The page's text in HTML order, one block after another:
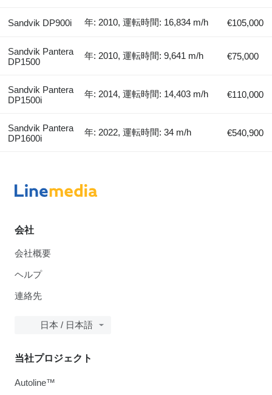
Sandvik DP900i 年: 2010, 運転時間: 16,834 m/h €105,000
Sandvik Pantera
DP1500
年: 2010, 運転時間: 9,641 m/h €75,000
Sandvik Pantera
DP1500i
年: 2014, 運転時間: 14,403 m/h €110,000
Sandvik Pantera
DP1600i
年: 2022, 運転時間: 34 m/h €540,900
会社
会社概要
ヘルプ
連絡先
日本 / 日本語
当社プロジェクト
Autoline™